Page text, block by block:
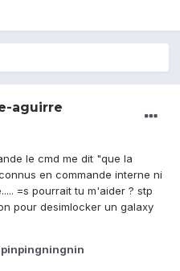
aguirre
le cmd me dit "que la
en commande interne ni
=s pourrait tu m'aider ? stp
pour desimlocker un galaxy